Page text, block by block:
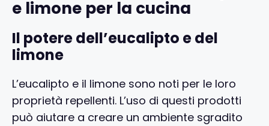
e limone per la cucina
Il potere dell’eucalipto e del
limone
L’eucalipto e il limone sono noti per le loro
proprietà repellenti. L’uso di questi prodotti
può aiutare a creare un ambiente sgradito